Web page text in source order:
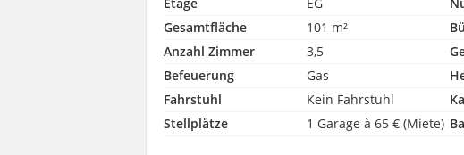
Etage
EG
Gesamtfläche
101 m²
Anzahl Zimmer
3,5
Befeuerung
Gas
Fahrstuhl
Kein Fahrstuhl
Stellplätze
1 Garage à 65 € (Miete)